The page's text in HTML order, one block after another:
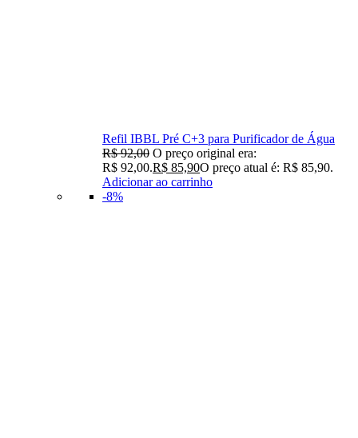
Refil IBBL Pré C+3 para Purificador de Água
R$92,00 O preço original era:
R$ 92,00.R$ 85,90O preço atual é: R$ 85,90.
Adicionar ao carrinho
-8%